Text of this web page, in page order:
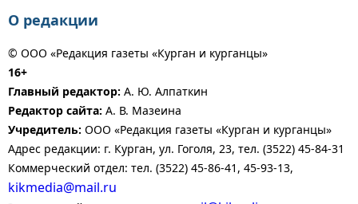
О редакции
© ООО «Редакция газеты «Курган и курганцы»
16+
Главный редактор: А. Ю. Алпаткин
Редактор сайта: А. В. Мазеина
Учредитель: ООО «Редакция газеты «Курган и курганцы»
Адрес редакции: г. Курган, ул. Гоголя, 23, тел. (3522) 45-84-31
Коммерческий отдел: тел. (3522) 45-86-41, 45-93-13,
kikmedia@mail.ru